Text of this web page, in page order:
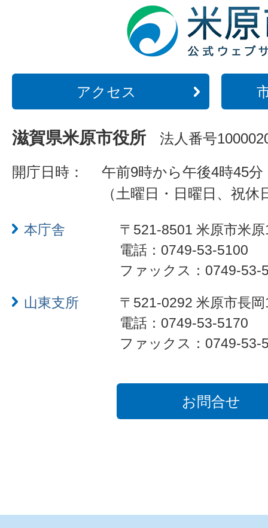
アクセス
滋賀県米原市役所 法人番号
開庁日時：
午前9時から午後4時45分
（土曜日・日曜日、祝
本庁舎
〒521-8501 米原市米
電話：0749-53-5100
ファックス：0749-53-
山東支所
〒521-0292 米原市長
電話：0749-53-5170
ファックス：0749-53-
お問合せ